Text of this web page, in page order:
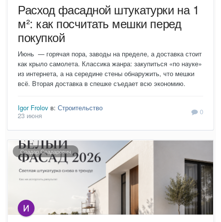
Расход фасадной штукатурки на 1
м²: как посчитать мешки перед
покупкой
Июнь — горячая пора, заводы на пределе, а доставка стоит
как крыло самолета. Классика жанра: закупиться «по науке»
из интернета, а на середине стены обнаружить, что мешки
всё. Вторая доставка в спешке съедает всю экономию.
Igor Frolov в: Строительство
23 июня
0
Спадар Спадарович